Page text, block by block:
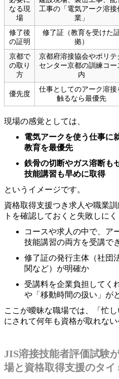
なる現
場
工事の「電気アーク溶接
業」
修了後
の証明
修了証（教育を受けた
拠）
京都で
の取り
方
京都府溶接協会やポリテ
センター京都の訓練コー
内
優先度
仕事としてのアーク溶接
触るなら最優先
現場の感覚としては、
電気アークを使う仕事に
教育を最優先
鉄骨の切断やガス溶断も
技能講習も早めに取得
というイメージです。
資格取得支援つき求人や職業
トを確認しておくと失敗しにく
コースや求人の中で、ア
技能講習の両方を受講で
修了証の発行主体（社団
関など）が明確か
受講料を企業負担してく
や「移動時間の扱い」が
ここが曖昧な職場では、「忙
にされて何年も資格が取れない
JIS溶接技能者評価試験
場と資格取得支援のタイ